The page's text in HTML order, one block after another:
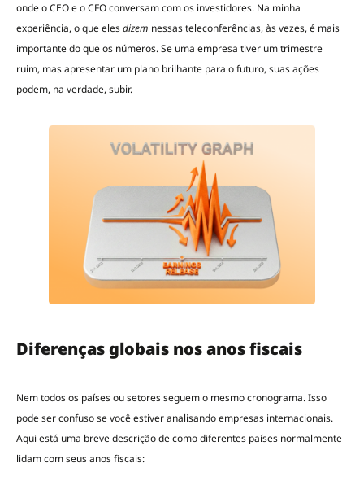
onde o CEO e o CFO conversam com os investidores. Na minha
experiência, o que elesdizem nessas teleconferências, às vezes, é mais
importante do que os números. Se uma empresa tiver um trimestre
ruim, mas apresentar um plano brilhante para o futuro, suas ações
podem, na verdade, subir.
Diferenças globais nos anos fiscais
Nem todos os países ou setores seguem o mesmo cronograma. Isso
pode ser confuso se você estiver analisando empresas internacionais.
Aqui está uma breve descrição de como diferentes países normalmente
lidam com seus anos fiscais: